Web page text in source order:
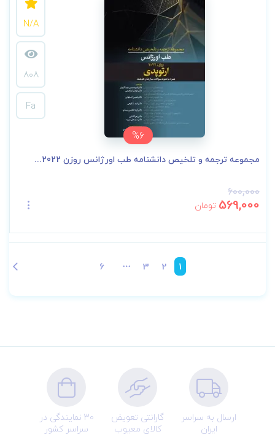
%6
N/A
808
Fa
مجموعه ترجمه و تلخیص دانشنامه طب اورژانس روزن 2022...
600,000
569,000 تومان
1
2
3
6
ارسال به سراسر
ایران
گارانتی تعویض
کالای معیوب
30 نمایندگی در
سراسر کشور